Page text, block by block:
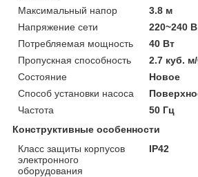
Максимальный напор
3.8 м
Напряжение сети
220~240 В
Потребляемая мощность
40 Вт
Пропускная способность
2.7 куб.
Состояние
Новое
Способ установки насоса
Частота
50 Гц
Конструктивные особенности
Класс защиты корпусов
электронного
оборудования
IP42